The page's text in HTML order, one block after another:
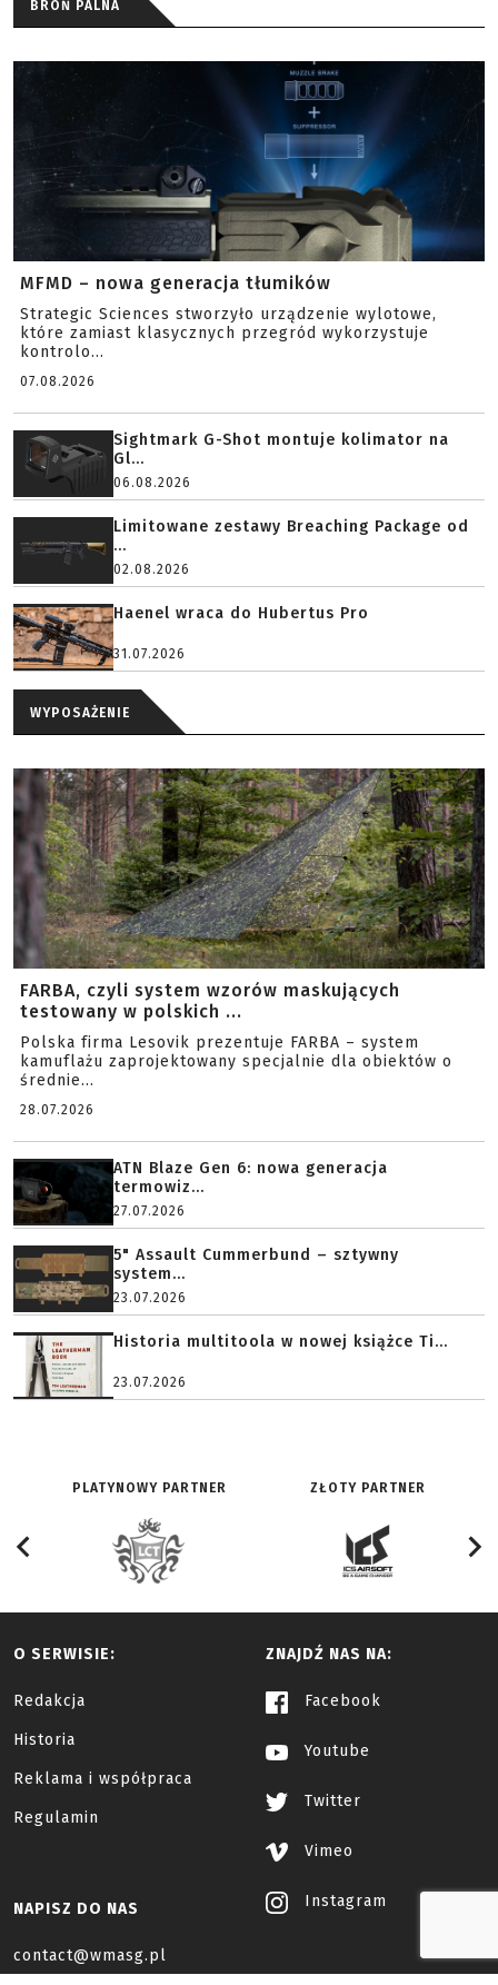
BROŃ PALNA
MFMD – nowa generacja tłumików
Strategic Sciences stworzyło urządzenie wylotowe,
które zamiast klasycznych przegród wykorzystuje
kontrolo...
07.08.2026
Sightmark G-Shot montuje kolimator na
Gl...
06.08.2026
Limitowane zestawy Breaching Package od
...
02.08.2026
Haenel wraca do Hubertus Pro
31.07.2026
WYPOSAŻENIE
FARBA, czyli system wzorów maskujących
testowany w polskich ...
Polska firma Lesovik prezentuje FARBA – system
kamuflażu zaprojektowany specjalnie dla obiektów o
średnie...
28.07.2026
ATN Blaze Gen 6: nowa generacja
termowiz...
27.07.2026
5" Assault Cummerbund – sztywny
system...
23.07.2026
Historia multitoola w nowej książce Ti...
23.07.2026
PLATYNOWY PARTNER ZŁOTY PARTNER
O SERWISIE:
Redakcja
Historia
Reklama i współpraca
Regulamin
ZNAJDŹ NAS NA:
Facebook
Youtube
Twitter
Vimeo
Instagram
NAPISZ DO NAS
contact@wmasg.pl